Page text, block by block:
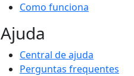
Como funciona
Ajuda
Central de ajuda
Perguntas frequentes